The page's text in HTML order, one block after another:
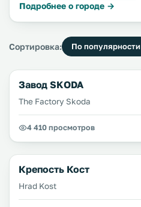
Подробнее о городе →
Сортировка: По популярности
Завод SKODA
The Factory Skoda
4 410 просмотров
Крепость Кост
Hrad Kost